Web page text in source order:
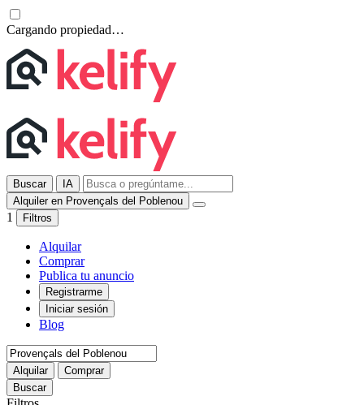
Cargando propiedad…
Buscar
IA
Alquiler en Provençals del Poblenou
1 Filtros
Alquilar
Comprar
Publica tu anuncio
Registrarme
Iniciar sesión
Blog
Alquilar
Comprar
Buscar